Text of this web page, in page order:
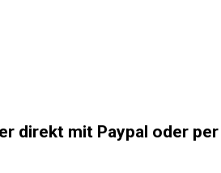
direkt mit Paypal oder per